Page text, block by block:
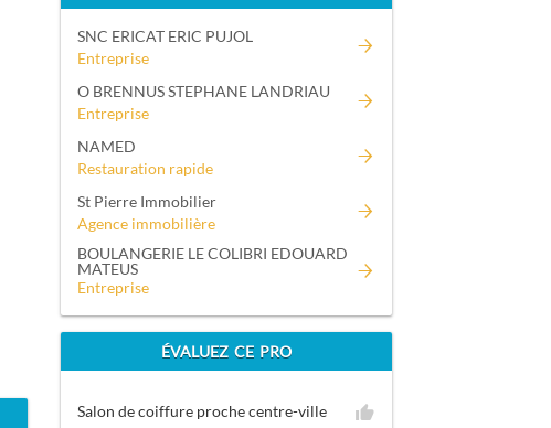
SNC ERICAT ERIC PUJOL
Entreprise
O BRENNUS STEPHANE LANDRIAU
Entreprise
NAMED
Restauration rapide
St Pierre Immobilier
Agence immobilière
BOULANGERIE LE COLIBRI EDOUARD
MATEUS
Entreprise
ÉVALUEZ CE PRO
Salon de coiffure proche centre-ville